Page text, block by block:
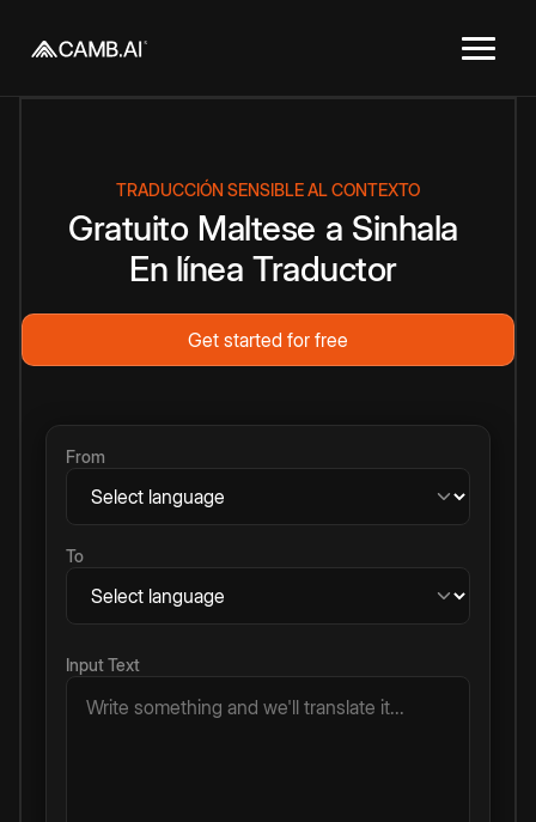
TRADUCCIÓN SENSIBLE AL CONTEXTO
Gratuito Maltese a Sinhala
En línea Traductor
Get started for free
From
To
Input Text